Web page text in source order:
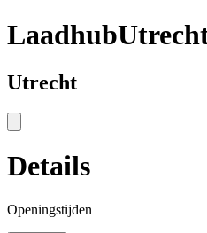
Utrecht
Details
Openingstijden